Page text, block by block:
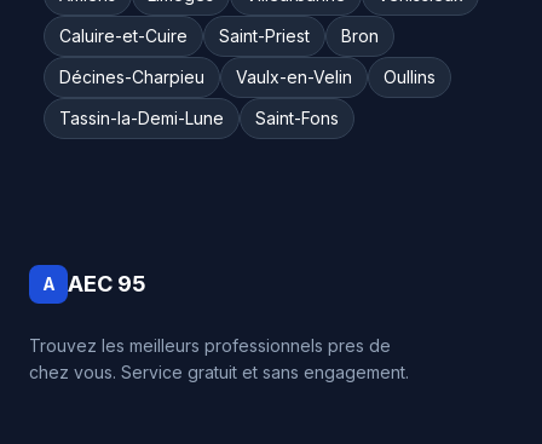
Caluire-et-Cuire
Saint-Priest
Bron
Décines-Charpieu
Vaulx-en-Velin
Oullins
Tassin-la-Demi-Lune
Saint-Fons
A AEC 95
Trouvez les meilleurs professionnels pres de
chez vous. Service gratuit et sans engagement.